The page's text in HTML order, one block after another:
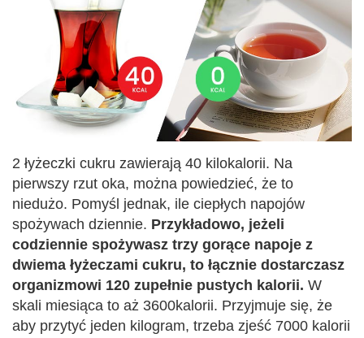
2 łyżeczki cukru zawierają 40 kilokalorii. Na
pierwszy rzut oka, można powiedzieć, że to
niedużo. Pomyśl jednak, ile ciepłych napojów
spożywach dziennie. Przykładowo, jeżeli
codziennie spożywasz trzy gorące napoje z
dwiema łyżeczami cukru, to łącznie dostarczasz
organizmowi 120 zupełnie pustych kalorii. W
skali miesiąca to aż 3600kalorii. Przyjmuje się, że
aby przytyć jeden kilogram, trzeba zjeść 7000 kalorii